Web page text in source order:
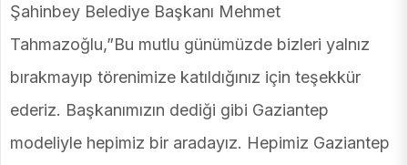
Şahinbey Belediye Başkanı Mehmet
Tahmazoğlu,”Bu mutlu günümüzde bizleri yalnız
bırakmayıp törenimize katıldığınız için teşekkür
ederiz. Başkanımızın dediği gibi Gaziantep
modeliyle hepimiz bir aradayız. Hepimiz Gaziantep